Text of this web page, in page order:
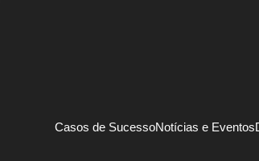
Casos de SucessoNotícias e Eventos